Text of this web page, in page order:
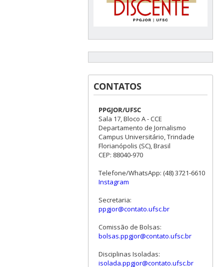
CONTATOS
PPGJOR/UFSC
Sala 17, Bloco A - CCE
Departamento de Jornalismo
Campus Universitário, Trindade
Florianópolis (SC), Brasil
CEP: 88040-970
Telefone/WhatsApp: (48) 3721-6610
Instagram
Secretaria:
ppgjor@contato.ufsc.br
Comissão de Bolsas:
bolsas.ppgjor@contato.ufsc.br
Disciplinas Isoladas:
isolada.ppgjor@contato.ufsc.br